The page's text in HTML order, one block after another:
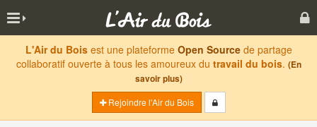
L'Air du Boisest une plateforme Open Sourcede partage
collaboratif ouverte à tous les amoureux du travail du bois. (En
savoir plus)
Rejoindre l'Air du Bois